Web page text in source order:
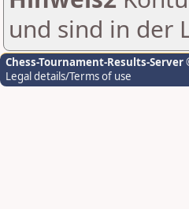
und sind in der
Chess-Tournament-Results-Server
Legal details/Terms of use